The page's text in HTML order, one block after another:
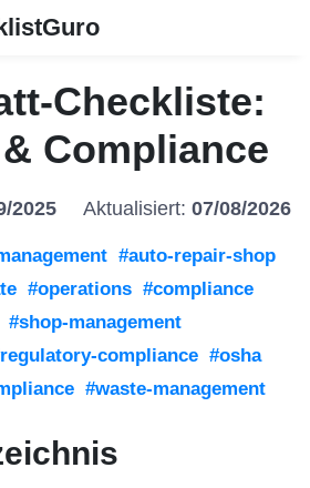
Checkliste:
Compliance
2025 Aktualisiert: 07/08/2026
#auto-repair-shop
#operations #compliance
#shop-management
compliance #osha
#waste-management